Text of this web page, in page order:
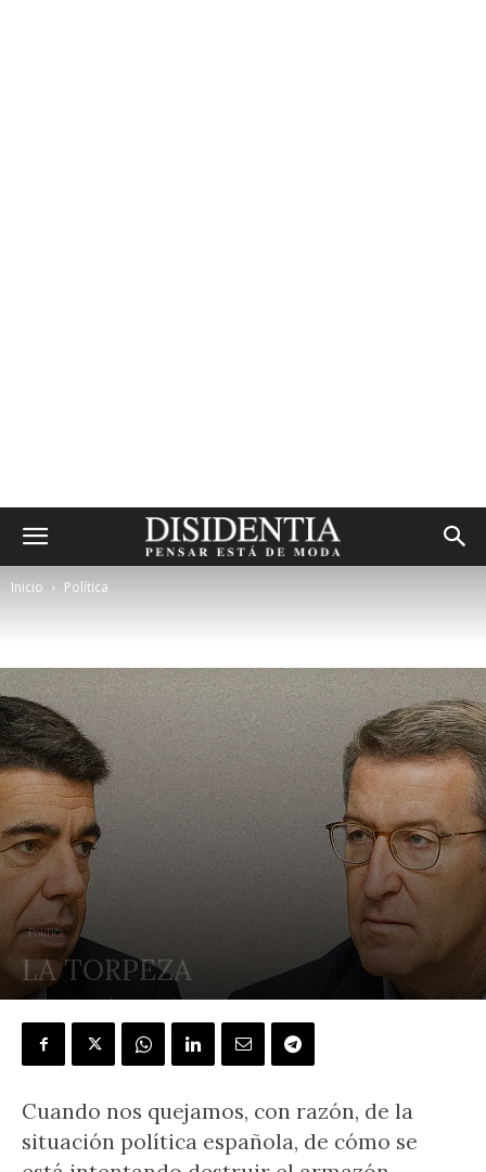
Inicio Política
Política
LA TORPEZA
POR J.L. GONZÁLEZ QUIRÓS - 8 noviembre, 2025
Cuando nos quejamos, con razón, de la
situación política española, de cómo se